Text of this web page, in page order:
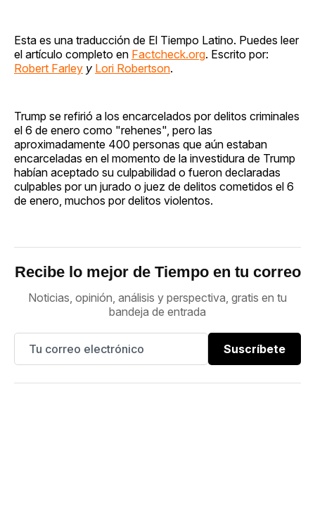
Esta es una traducción de El Tiempo Latino. Puedes leer
el artículo completo en Factcheck.org. Escrito por:
Robert Farley y Lori Robertson.
Trump se refirió a los encarcelados por delitos criminales
el 6 de enero como "rehenes", pero las
aproximadamente 400 personas que aún estaban
encarceladas en el momento de la investidura de Trump
habían aceptado su culpabilidad o fueron declaradas
culpables por un jurado o juez de delitos cometidos el 6
de enero, muchos por delitos violentos.
Recibe lo mejor de Tiempo en tu correo
Noticias, opinión, análisis y perspectiva, gratis en tu
bandeja de entrada
Suscríbete